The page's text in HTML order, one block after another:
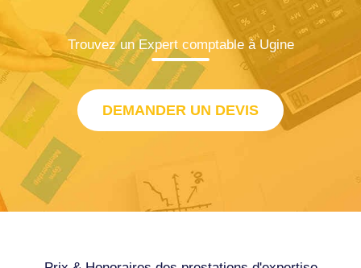
Trouvez un Expert comptable à Ugine
DEMANDER UN DEVIS